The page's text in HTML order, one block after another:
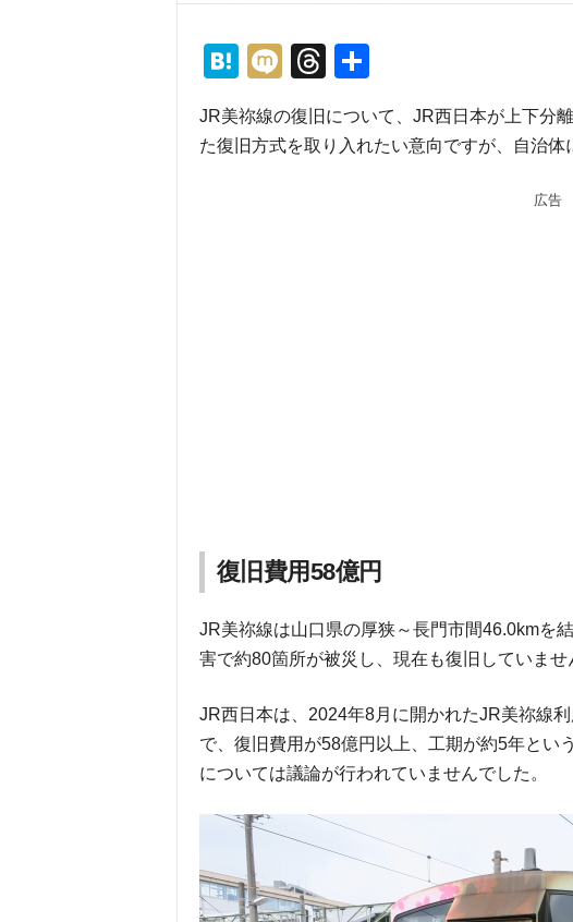
H
e
n
M
T
e
a
JR美祢線の復旧について、JR西日本が上下分
た復旧方式を取り入れたい意向ですが、自治体
広告
復旧費用58億円
JR美祢線は山口県の厚狭～長門市間46.0kmを
害で約80箇所が被災し、現在も復旧していませ
JR西日本は、2024年8月に開かれたJR美祢線
で、復旧費用が58億円以上、工期が約5年とい
については議論が行われていませんでした。